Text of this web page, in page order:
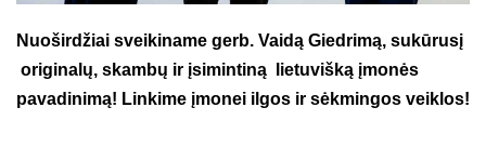
Nuoširdžiai sveikiname gerb. Vaidą Giedrimą, sukūrusį
originalų, skambų ir įsimintiną lietuvišką įmonės
pavadinimą! Linkime įmonei ilgos ir sėkmingos veiklos!